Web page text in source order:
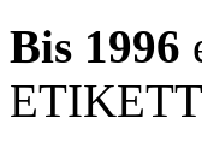
Bis 1996